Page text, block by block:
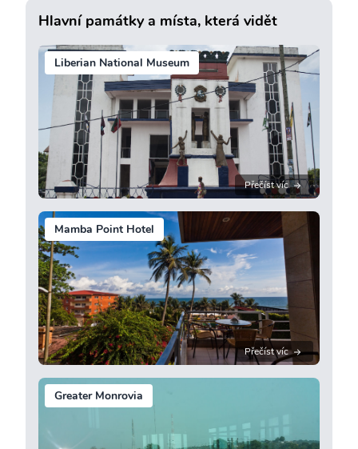
Hlavní památky a místa, která vidět
Liberian National Museum
Přečíst víc
Mamba Point Hotel
Přečíst víc
Greater Monrovia